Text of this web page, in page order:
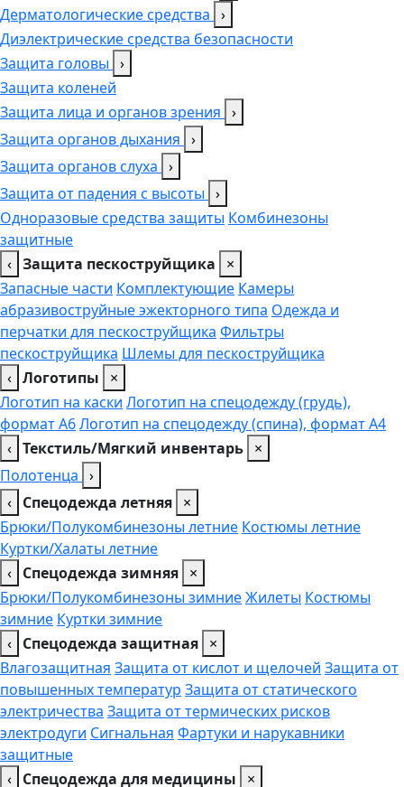
Дерматологические средства ›
Диэлектрические средства безопасности
Защита головы ›
Защита коленей
Защита лица и органов зрения ›
Защита органов дыхания ›
Защита органов слуха ›
Защита от падения с высоты ›
Одноразовые средства защиты Комбинезоны
защитные
‹ Защита пескоструйщика
×
Запасные части Комплектующие Камеры
абразивоструйные эжекторного типа Одежда и
перчатки для пескоструйщика Фильтры
пескоструйщика Шлемы для пескоструйщика
‹ Логотипы
×
Логотип на каски Логотип на спецодежду (грудь),
формат А6Логотип на спецодежду (спина), формат А4
‹ Текстиль/Мягкий инвентарь ×
Полотенца ›
‹ Спецодежда летняя ×
Брюки/Полукомбинезоны летние Костюмы летние
Куртки/Халаты летние
‹ Спецодежда зимняя ×
Брюки/Полукомбинезоны зимниеЖилеты Костюмы
зимние Куртки зимние
‹ Спецодежда защитная ×
Влагозащитная Защита от кислот и щелочей Защита от
повышенных температур Защита от статического
электричества Защита от термических рисков
электродуги Сигнальная Фартуки и нарукавники
защитные
‹ Спецодежда для медицины
×